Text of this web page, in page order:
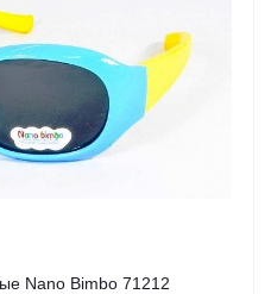
Nano Bimbo 71212